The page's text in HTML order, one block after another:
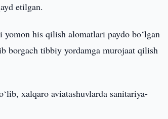
etilgan.
his qilish alomatlari paydo bo‘lgan
borgach tibbiy yordamga murojaat qilish
xalqaro aviatashuvlarda sanitariya-